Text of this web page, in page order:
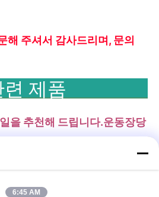
해 주셔서 감사드리며, 문의
련 제품
을 추천해 드립니다.운동장당
6:45 AM